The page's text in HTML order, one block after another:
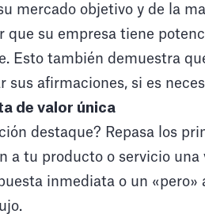
mercado objetivo y de la
que su empresa tiene
Esto también demuestra
sus afirmaciones, si es
de valor única
destaque? Repasa los
a tu producto o servicio
inmediata o un «pero»